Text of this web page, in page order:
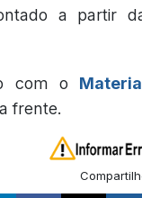
a partir
com o
frente.